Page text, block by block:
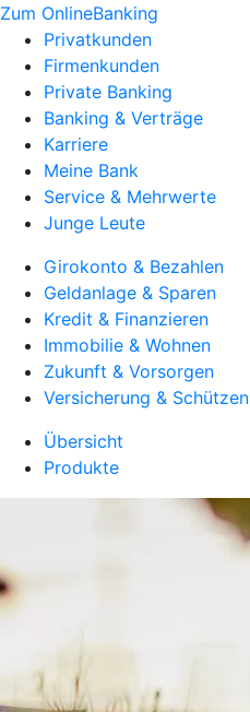
Zum OnlineBanking
Privatkunden
Firmenkunden
Private Banking
Banking & Verträge
Karriere
Meine Bank
Service & Mehrwerte
Junge Leute
Girokonto & Bezahlen
Geldanlage & Sparen
Kredit & Finanzieren
Immobilie & Wohnen
Zukunft & Vorsorgen
Versicherung & Schützen
Übersicht
Produkte